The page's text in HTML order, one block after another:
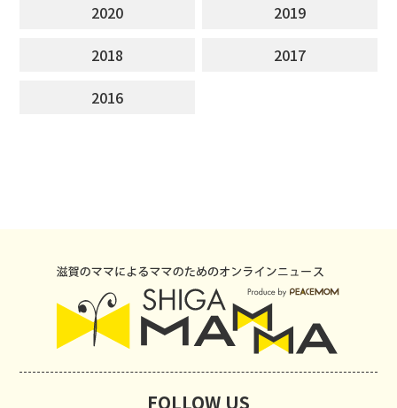
2020
2019
2018
2017
2016
FOLLOW US